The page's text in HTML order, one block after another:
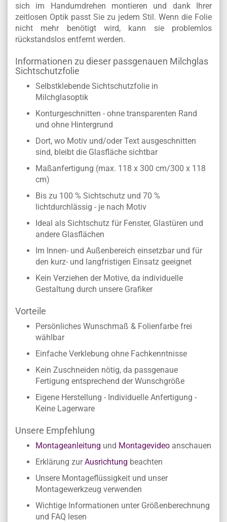
sich im Handumdrehen montieren und dank Ihrer
zeitlosen Optik passt Sie zu jedem Stil. Wenn die Folie
nicht mehr benötigt wird, kann sie problemlos
rückstandslos entfernt werden.
Informationen zu dieser passgenauen Milchglas
Sichtschutzfolie
Selbstklebende Sichtschutzfolie in
Milchglasoptik
Konturgeschnitten - ohne transparenten Rand
und ohne Hintergrund
Dort, wo Motiv und/oder Text ausgeschnitten
sind, bleibt die Glasfläche sichtbar
Maßanfertigung (max. 118 x 300 cm/300 x 118
cm)
Bis zu 100 % Sichtschutz und 70 %
lichtdurchlässig - je nach Motiv
Ideal als Sichtschutz für Fenster, Glastüren und
andere Glasflächen
Im Innen- und Außenbereich einsetzbar und für
den kurz- und langfristigen Einsatz geeignet
Kein Verziehen der Motive, da individuelle
Gestaltung durch unsere Grafiker
Vorteile
Persönliches Wunschmaß & Folienfarbe frei
wählbar
Einfache Verklebung ohne Fachkenntnisse
Kein Zuschneiden nötig, da passgenaue
Fertigung entsprechend der Wunschgröße
Eigene Herstellung - Individuelle Anfertigung -
Keine Lagerware
Unsere Empfehlung
Montageanleitung und Montagevideo anschauen
Erklärung zurAusrichtung beachten
Unsere Montageflüssigkeit und unser
Montagewerkzeug verwenden
Wichtige Informationen unter Größenberechnung
und FAQ lesen